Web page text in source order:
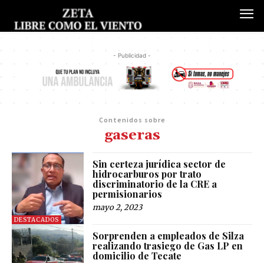
- Publicidad -
Contenidos sobre
gaseras
DESTACADOS
Sin certeza jurídica sector de
hidrocarburos por trato
discriminatorio de la CRE a
permisionarios
mayo 2, 2023
Sorprenden a empleados de Silza
realizando trasiego de Gas LP en
domicilio de Tecate